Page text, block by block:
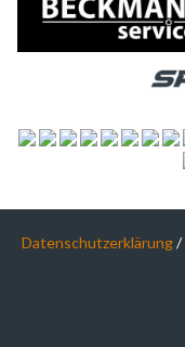
Datenschutzerklärung/